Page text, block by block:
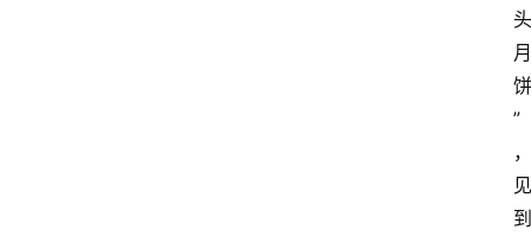
头
月
饼
”
，
见
到